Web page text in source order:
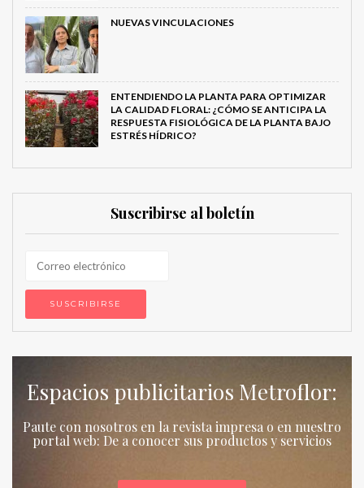
NUEVAS VINCULACIONES
ENTENDIENDO LA PLANTA PARA OPTIMIZAR
LA CALIDAD FLORAL: ¿CÓMO SE ANTICIPA LA
RESPUESTA FISIOLÓGICA DE LA PLANTA BAJO
ESTRÉS HÍDRICO?
Suscribirse al boletín
Espacios publicitarios Metroflor:
Paute con nosotros en la revista impresa o en nuestro
portal web: De a conocer sus productos y servicios